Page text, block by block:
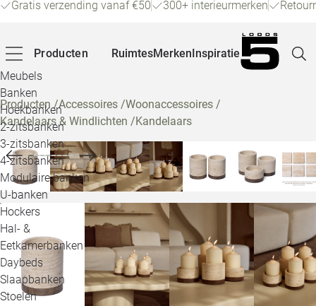
Gratis verzending vanaf €50 300+ interieurmerken
Producten
Meubels
Banken
Hoekbanken
2-zitsbanken
3-zitsbanken
4-zitsbanken
Modulaire banken
U-banken
Hockers
Hal- &
Eetkamerbanken
Daybeds
Slaapbanken
Stoelen
RuimtesMerkenInspiratie
Producten/Accessoires /Woonaccessoires /
Kandelaars & Windlichten /Kandelaars